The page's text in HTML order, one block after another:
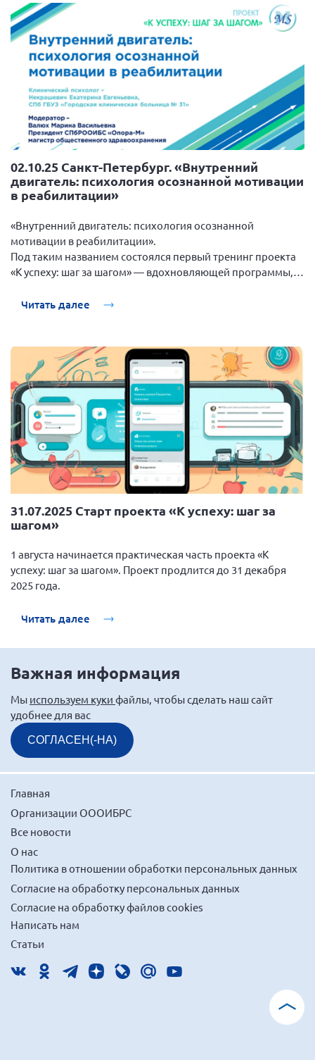
02.10.25 Санкт-Петербург. «Внутренний
двигатель: психология осознанной мотивации
в реабилитации»
«Внутренний двигатель: психология осознанной
мотивации в реабилитации».
Под таким названием состоялся первый тренинг проекта
«К успеху: шаг за шагом» — вдохновляющей программы,
достижении целей и повышении качества жизни.
Читать далее
31.07.2025 Старт проекта «К успеху: шаг за
шагом»
1 августа начинается практическая часть проекта «К
успеху: шаг за шагом». Проект продлится до 31 декабря
2025 года.
Читать далее
Важная информация
Мы используем куки файлы, чтобы сделать наш сайт
удобнее для вас
СОГЛАСЕН(-НА)
Главная
Организации ОООИБРС
Все новости
О нас
Политика в отношении обработки персональных данных
Согласие на обработку персональных данных
Согласие на обработку файлов cookies
Написать нам
Статьи